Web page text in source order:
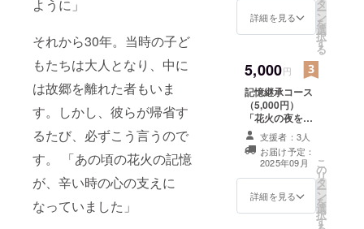
ように」
それから30年。当時の子ど
もたちは大人となり、中に
は故郷を離れた者もいま
す。しかし、彼らが帰省す
るたび、必ずこう言うので
す。 「あの頃の花火の記憶
が、辛い時の心の支えに
なっていました」
して、トイ
レが詰まっ
ラーが動か
ないなどの
急ぎの対処
は第一に行
います。
また、水ま
わりのキッ
チン、お風
呂、トイレ
べてデジタルで
お届けしますの
らでもご参加い
ただけます。
ののはがナビ
ゲートするデジ
体験できます。
お返し内容： デ
ジタル感謝状
（お名前入り）
テーマソング
（フルバージョ
ン／mp3） デジ
タルパンフレッ
ガイドブック）
デジタルステッ
詳細を見る
タ
ー
ン
を
選
択
す
る
5,000円
記憶継承コース
（5,000円）
「花火の夜を、
ずっと記憶に残
したい」 そんな
あなたへ贈る、
那須野ののはと
歩む“ふるさとの
物語”。 お返し
支援者：3人
お届け予定：
2025年09月
詳細を見る
こ
の
リ
タ
ー
ン
を
選
択
す